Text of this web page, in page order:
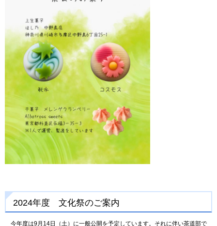
2024年度 文化祭のご案内
今年度は9月14日（土）に一般公開を予定しています。それに伴い茶道部で